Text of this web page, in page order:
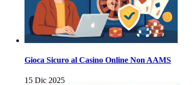
Gioca Sicuro al Casino Online Non AAMS
15 Dic 2025